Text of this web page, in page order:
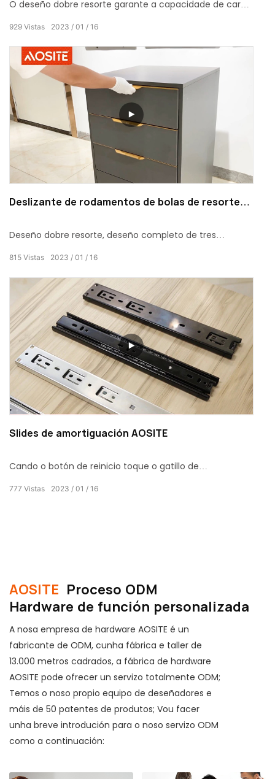
O deseño dobre resorte garante a capacidade de carga
seccións, que proporciona máis espazo de
almacenamento; 35 kg de carga.
2023 01 16
929 Vistas
Deslizante de rodamentos de bolas de resorte
Deseño dobre resorte, deseño completo de tres
Sistema de amortiguamento incorporado, tecnoloxía
patentada, peche de tampón, suave e silencioso;
Interruptor de desmontaxe rápido, cómodo para a
instalación do caixón.
2023 01 16
815 Vistas
Slides de amortiguación AOSITE
Cando o botón de reinicio toque o gatillo de
Non hai que preocuparse polo ruído do hardware.
2023 01 16
777 Vistas
AOSITE Proceso ODM
Hardware de función personalizada
A nosa empresa de hardware AOSITE é un
fabricante de ODM, cunha fábrica e taller de
13.000 metros cadrados, a fábrica de hardware
AOSITE pode ofrecer un servizo totalmente ODM;
Temos o noso propio equipo de deseñadores e
máis de 50 patentes de produtos; Vou facer
unha breve introdución para o noso servizo ODM
como a continuación: